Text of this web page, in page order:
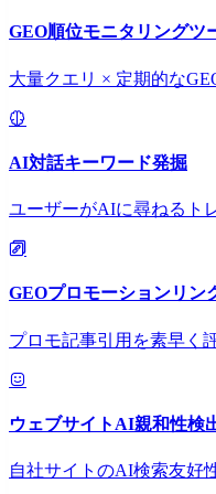
GEO順位モニタリングツ
大量クエリ × 定期的な
AI対話キーワード発掘
ユーザーがAIに尋ねるト
GEOプロモーションリン
プロモ記事引用を素早く
ウェブサイトAI親和性検
自社サイトのAI検索友好